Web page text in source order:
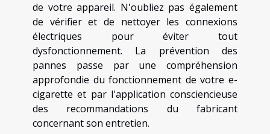
de votre appareil. N'oubliez pas également
de vérifier et de nettoyer les connexions
électriques pour éviter tout
dysfonctionnement. La prévention des
pannes passe par une compréhension
approfondie du fonctionnement de votre e-
cigarette et par l'application consciencieuse
des recommandations du fabricant
concernant son entretien.